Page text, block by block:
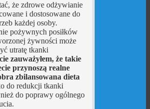
że zdrowe odżywianie
i dostosowane do
każdej osoby.
pożywnych posiłków
żywności może
utratę tkanki
zauważyłem, że takie
przynoszą realne
zbilansowana dieta
do redukcji tkanki
do poprawy ogólnego